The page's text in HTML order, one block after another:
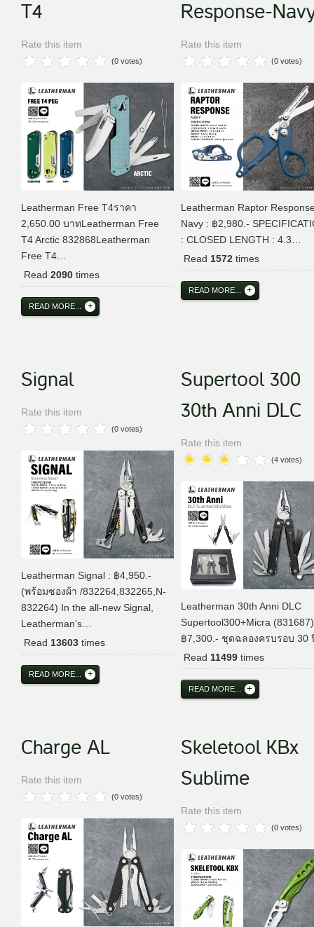
T4
Rate this item
(0 votes)
Leatherman Free T4ราคา
2,650.00 บาทLeatherman Free
T4 Arctic 832868Leatherman
Free T4…
Read 2090 times
READ MORE...
Response-
Rate this item
(0 votes)
Leatherman Raptor
Navy : ฿2,980.-
: CLOSED LENGTH : 4.3…
Read 1572times
READ MORE...
Signal
Rate this item
(0 votes)
Leatherman Signal : ฿4,950.-
(พร้อมซองผ้า /832264,832265,N-
832264) In the all-new Signal,
Leatherman’s…
Read 13603 times
READ MORE...
Supertool 300
30th Anni DLC
Rate this item
(4 votes)
Leatherman 30th Anni DLC
Supertool300+Micra
฿7,300.- ชุดฉลองครบรอบ 30
Read 11499times
READ MORE...
Charge AL
Rate this item
(0 votes)
Skeletool KBx
Sublime
Rate this item
(0 votes)